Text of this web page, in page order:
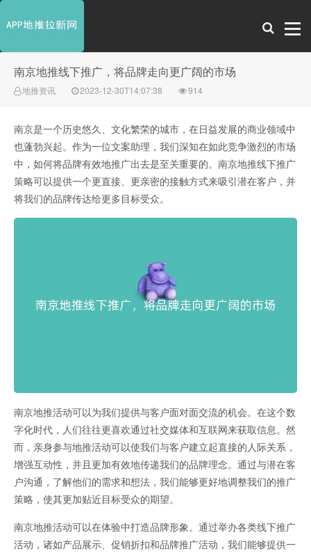
南京地推线下推广，将品牌走向更广阔的市场
地推资讯 2023-12-30T14:07:38 914
南京是一个历史悠久、文化繁荣的城市，在日益发展的商业领域中
也蓬勃兴起。作为一位文案助理，我们深知在如此竞争激烈的市场
中，如何将品牌有效地推广出去是至关重要的。南京地推线下推广
策略可以提供一个更直接、更亲密的接触方式来吸引潜在客户，并
将我们的品牌传达给更多目标受众。
南京地推活动可以为我们提供与客户面对面交流的机会。在这个数
字化时代，人们往往更喜欢通过社交媒体和互联网来获取信息。然
而，亲身参与地推活动可以使我们与客户建立起直接的人际关系，
增强互动性，并且更加有效地传递我们的品牌理念。通过与潜在客
户沟通，了解他们的需求和想法，我们能够更好地调整我们的推广
策略，使其更加贴近目标受众的期望。
南京地推活动可以在体验中打造品牌形象。通过举办各类线下推广
活动，诸如产品展示、促销折扣和品牌推广活动，我们能够提供一